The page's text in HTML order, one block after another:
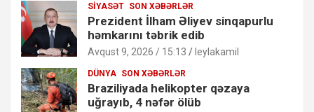
SIYASƏT SON XƏBƏRLƏR
Prezident İlham Əliyev sinqapurlu
həmkarını təbrik edib
Avqust 9, 2026 / 15:13 leylakamil
DÜNYA SON XƏBƏRLƏR
Braziliyada helikopter qəzaya
uğrayıb, 4 nəfər ölüb